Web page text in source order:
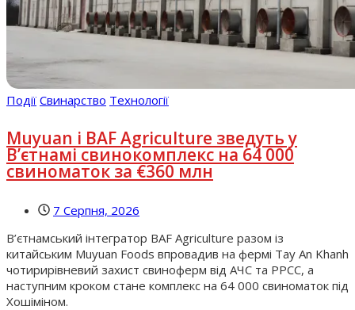
Події Свинарство Технології
Muyuan і BAF Agriculture зведуть у
В’єтнамі свинокомплекс на 64 000
свиноматок за €360 млн
7 Серпня, 2026
В’єтнамський інтегратор BAF Agriculture разом із
китайським Muyuan Foods впровадив на фермі Tay An Khanh
чотирирівневий захист свиноферм від АЧС та РРСС, а
наступним кроком стане комплекс на 64 000 свиноматок під
Хошіміном.